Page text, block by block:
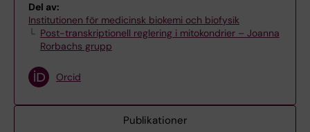
Del av:
Institutionen för medicinsk biokemi och biofysik
Post-transkriptionell reglering i mitokondrier – Joanna
Rorbachs grupp
Orcid
Publikationer